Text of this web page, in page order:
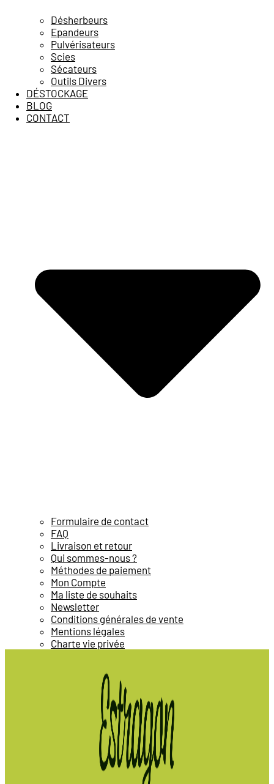
Désherbeurs
Epandeurs
Pulvérisateurs
Scies
Sécateurs
Outils Divers
DÉSTOCKAGE
BLOG
CONTACT
Formulaire de contact
FAQ
Livraison et retour
Qui sommes-nous ?
Méthodes de paiement
Mon Compte
Ma liste de souhaits
Newsletter
Conditions générales de vente
Mentions légales
Charte vie privée